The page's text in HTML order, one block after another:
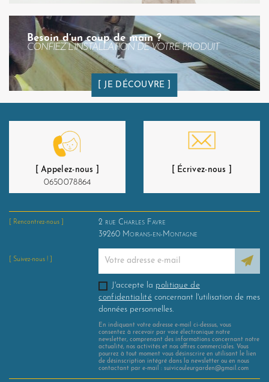
Besoin d’un coup de main ?
CONFIEZ L’INSTALLATION DE VOTRE PRODUIT
JE DÉCOUVRE
[ Appelez-nous ]
0650078864
[ Écrivez-nous ]
[ Rencontrez-nous ]
2 rue Charles Favre
39260 Moirans-en-Montagne
[ Suivez-nous ! ]
J'accepte la politique de
confidentialité concernant l'utilisation de mes
données personnelles.
En indiquant votre adresse e-mail ci-dessus, vous
consentez à recevoir par voie électronique notre
newsletter, comprenant des informations concernant notre
actualité, nos activités et nos offres commerciales. Vous
pourrez à tout moment vous désinscrire en utilisant le lien
de désinscription intégré dans la newsletter ou en nous
contactant par e-mail : suivicouleurgarden@gmail.com